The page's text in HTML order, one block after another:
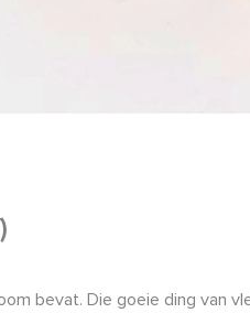
bevat. Die goeie ding van